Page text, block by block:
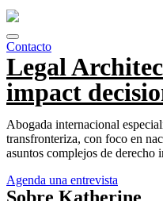
Contacto
Legal
impact
Abogada internacional
transfronteriza, con foco en
asuntos complejos de derecho
Agenda una entrevista